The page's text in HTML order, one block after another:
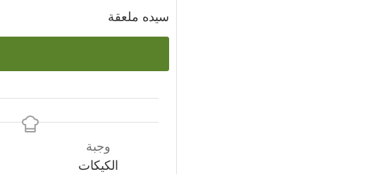
سيده ملعقة
وجبة
الكيكات